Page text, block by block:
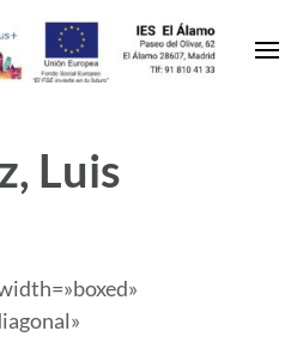
Luis